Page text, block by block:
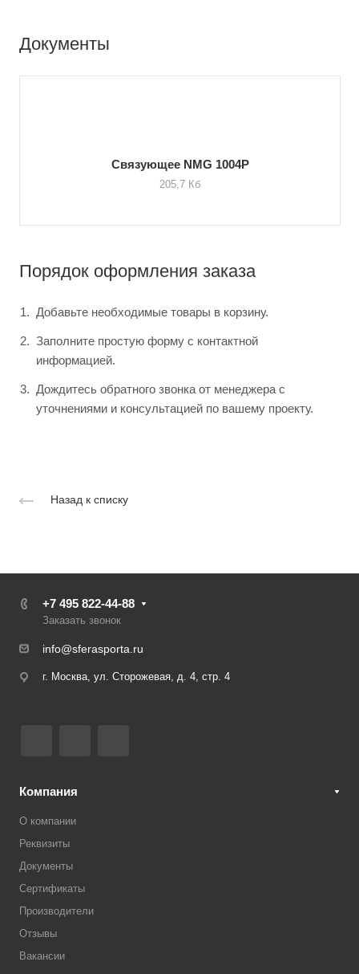
Документы
Связующее NMG 1004Р
205,7 Кб
Порядок оформления заказа
Добавьте необходимые товары в корзину.
Заполните простую форму с контактной
информацией.
Дождитесь обратного звонка от менеджера с
уточнениями и консультацией по вашему проекту.
Назад к списку
+7 495 822-44-88
Заказать звонок
info@sferasporta.ru
г. Москва, ул. Сторожевая, д. 4, стр. 4
Компания
О компании
Реквизиты
Документы
Сертификаты
Производители
Отзывы
Вакансии